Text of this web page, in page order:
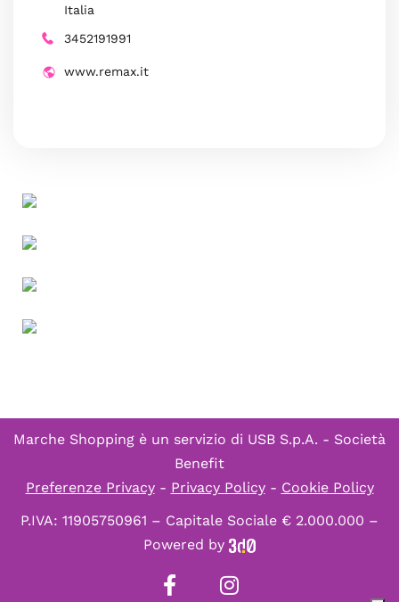
Italia
3452191991
www.remax.it
Marche Shopping è un servizio di USB S.p.A. - Società
Benefit
Preferenze Privacy- Privacy Policy- Cookie Policy
P.IVA: 11905750961 – Capitale Sociale € 2.000.000 –
Powered by